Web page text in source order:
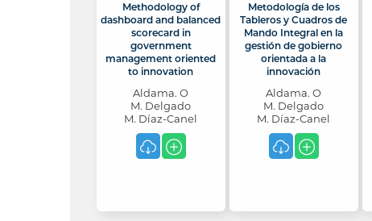
Methodology of
dashboard and balanced
scorecard in
government
management oriented
to innovation
Aldama. O
M. Delgado
M. Díaz-Canel
Metodología de los
Tableros y Cuadros de
Mando Integral en la
gestión de gobierno
orientada a la
innovación
Aldama. O
M. Delgado
M. Díaz-Canel